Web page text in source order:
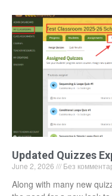
Updated Quizzes
June 2, 2026 Без
Along with many new